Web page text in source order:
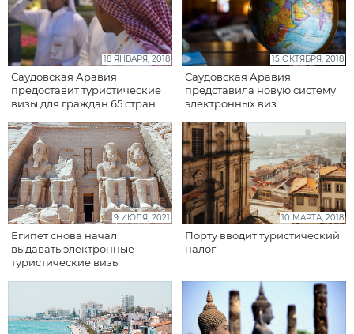
18 ЯНВАРЯ, 2018
Саудовская Аравия
предоставит туристические
визы для граждан 65 стран
15 ОКТЯБРЯ, 2018
Саудовская Аравия
представила новую систему
электронных виз
9 ИЮЛЯ, 2021
Египет снова начал
выдавать электронные
туристические визы
10 МАРТА, 2018
Порту вводит туристический
налог